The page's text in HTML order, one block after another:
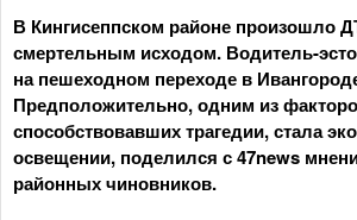
В Кингисеппском районе произошло
смертельным исходом. Водитель-
на пешеходном переходе в
Предположительно, одним из
способствовавших трагедии, стала
освещении, поделился с 47news
районных чиновников.